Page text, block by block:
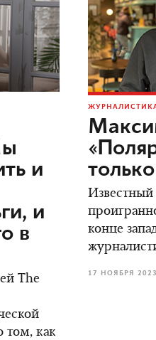
и
и
в
The
том, как
Известный
конце
17 НОЯБРЯ